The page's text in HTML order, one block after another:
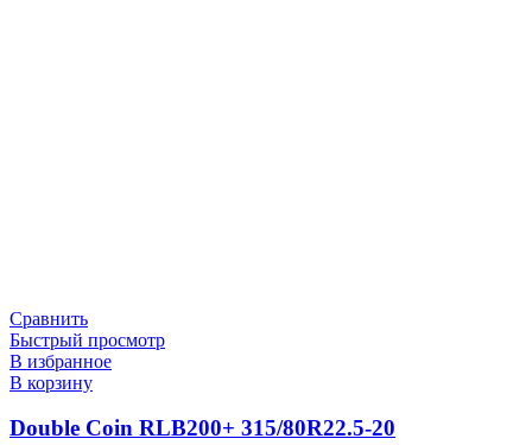
Сравнить
Быстрый просмотр
В избранное
В корзину
Double Coin RLB200+ 315/80R22.5-20